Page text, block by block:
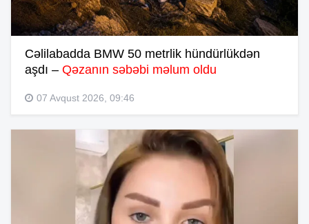
Cəlilabadda BMW 50 metrlik hündürlükdən
aşdı – Qəzanın səbəbi məlum oldu
07 Avqust 2026, 09:46